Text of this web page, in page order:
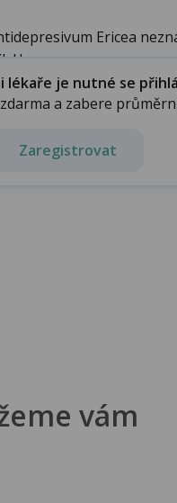
Ericea
os...
lékaře je nutné se
a zabere
Zaregistrovat
vám